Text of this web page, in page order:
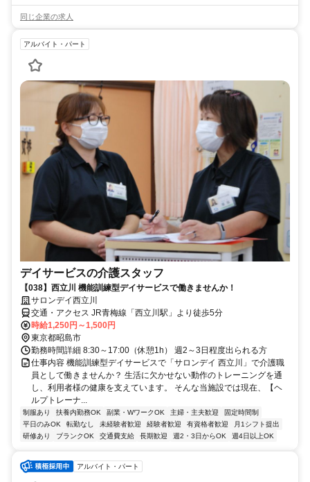
同じ企業の求人
アルバイト・パート
デイサービスの介護スタッフ
【038】西立川 機能訓練型デイサービスで働きませんか！
サロンデイ西立川
交通・アクセス JR青梅線「西立川駅」より徒歩5分
時給1,250円～1,500円
東京都昭島市
勤務時間詳細 8:30～17:00（休憩1h） 週2～3日程度出られる方
仕事内容 機能訓練型デイサービスで「サロンデイ 西立川」で介護職
員として働きませんか？ 生活に欠かせない動作のトレーニングを通
し、利用者様の健康を支えています。 そんな当施設では現在、【ヘ
ルプトレーナ...
制服あり 扶養内勤務OK 副業・WワークOK 主婦・主夫歓迎
固定時間制
平日のみOK
転勤なし 未経験者歓迎 経験者歓迎 有資格者歓迎
月1シフト提出
研修あり
ブランクOK 交通費支給 長期歓迎 週2・3日からOK 週4日以上OK
アルバイト・パート